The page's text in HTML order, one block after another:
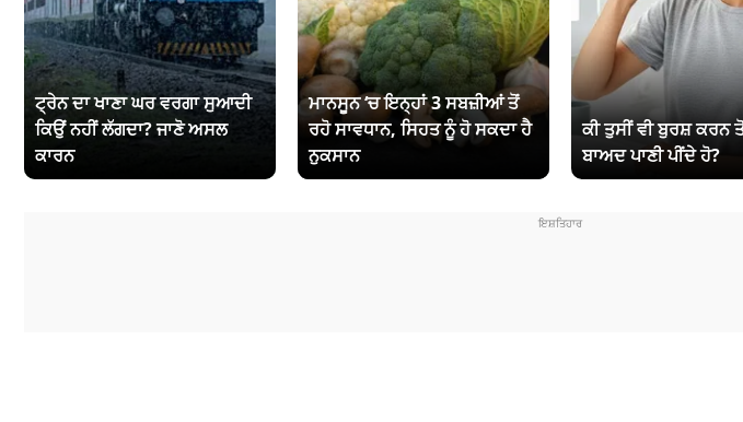
ਟ੍ਰੇਨ ਦਾ ਖਾਣਾ ਘਰ ਵਰਗਾ ਸੁਆਦੀ
ਕਿਉਂ ਨਹੀਂ ਲੱਗਦਾ? ਜਾਣੋ ਅਸਲ
ਕਾਰਨ
ਮਾਨਸੂਨ ‘ਚ ਇਨ੍ਹਾਂ 3 ਸਬਜ਼ੀਆਂ ਤੋਂ
ਰਹੋ ਸਾਵਧਾਨ, ਸਿਹਤ ਨੂੰ ਹੋ ਸਕਦਾ ਹੈ
ਨੁਕਸਾਨ
ਕੀ ਤੁਸੀਂ ਵੀ ਬੁਰਸ਼ ਕਰਨ
ਬਾਅਦ ਪਾਣੀ ਪੀਂਦੇ ਹੋ?